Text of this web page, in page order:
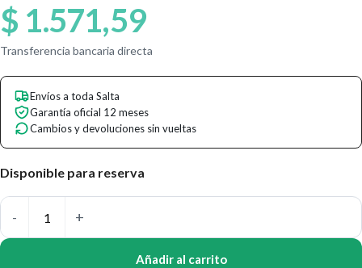
$ 1.571,59
Transferencia bancaria directa
Envíos a toda Salta
Garantía oficial 12 meses
Cambios y devoluciones sin vueltas
Disponible para reserva
Añadir al carrito